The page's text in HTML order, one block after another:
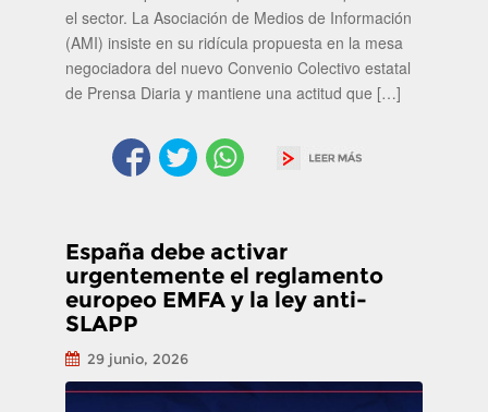
el sector. La Asociación de Medios de Información
(AMI) insiste en su ridícula propuesta en la mesa
negociadora del nuevo Convenio Colectivo estatal
de Prensa Diaria y mantiene una actitud que […]
España debe activar
urgentemente el reglamento
europeo EMFA y la ley anti-
SLAPP
29 junio, 2026